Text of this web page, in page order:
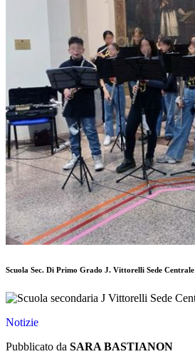
Scuola Sec. Di Primo Grado J. Vittorelli Sede Centrale
Notizie
Pubblicato da SARA BASTIANON